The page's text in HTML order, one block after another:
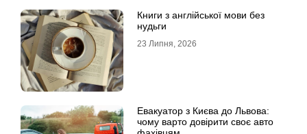
Книги з англійської мови без
нудьги
23 Липня, 2026
Евакуатор з Києва до Львова:
чому варто довірити своє авто